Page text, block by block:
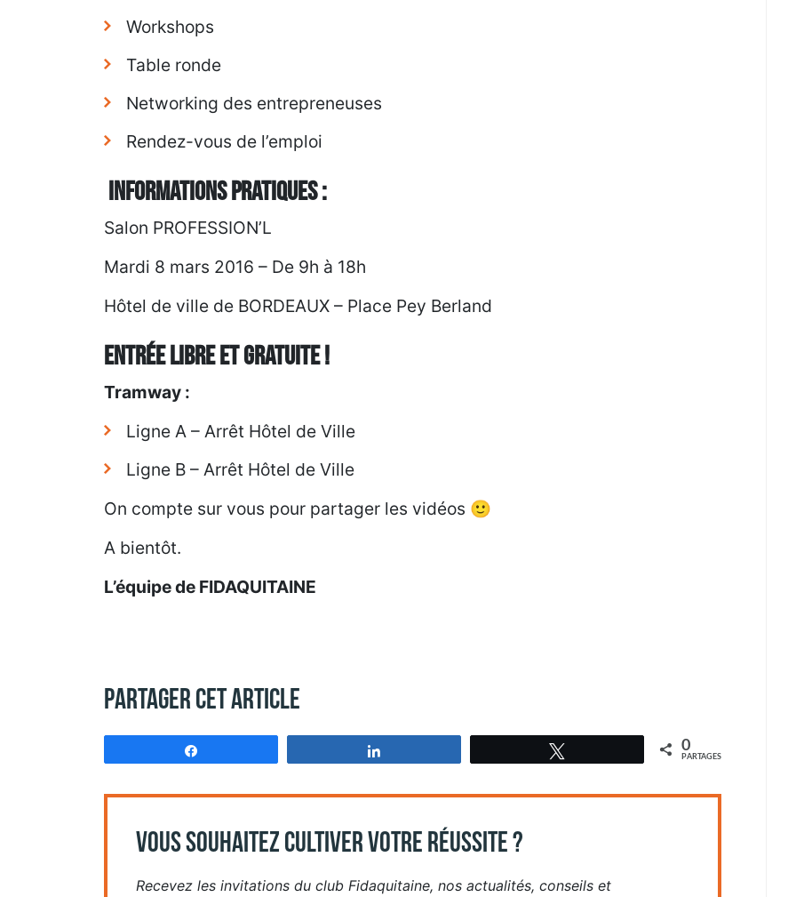
Workshops
Table ronde
Networking des entrepreneuses
Rendez-vous de l’emploi
Informations Pratiques :
Salon PROFESSION’L
Mardi 8 mars 2016 – De 9h à 18h
Hôtel de ville de BORDEAUX – Place Pey Berland
Entrée libre et gratuite !
Tramway :
Ligne A – Arrêt Hôtel de Ville
Ligne B – Arrêt Hôtel de Ville
On compte sur vous pour partager les vidéos 🙂
A bientôt.
L’équipe de FIDAQUITAINE
Partager cet article
0
PARTAGES
VOUS SOUHAITEZ CULTIVER VOTRE RÉUSSITE ?
Recevez les invitations du club Fidaquitaine, nos actualités, conseils et